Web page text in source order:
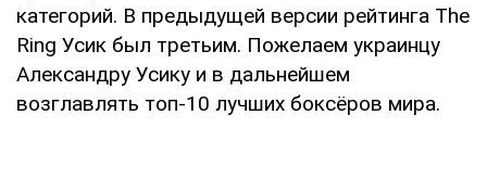
категорий. В предыдущей версии рейтинга The
Ring Усик был третьим. Пожелаем украинцу
Александру Усику и в дальнейшем
возглавлять топ-10 лучших боксёров мира.